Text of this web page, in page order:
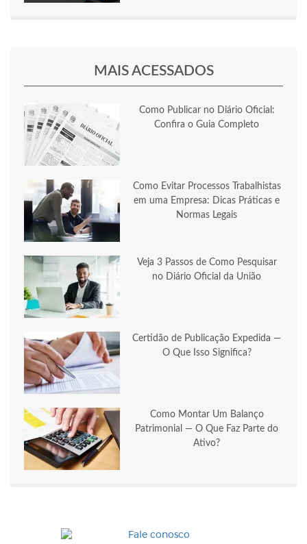
MAIS ACESSADOS
Como Publicar no Diário Oficial:
Confira o Guia Completo
Como Evitar Processos Trabalhistas
em uma Empresa: Dicas Práticas e
Normas Legais
Veja 3 Passos de Como Pesquisar
no Diário Oficial da União
Certidão de Publicação Expedida —
O Que Isso Significa?
Como Montar Um Balanço
Patrimonial — O Que Faz Parte do
Ativo?